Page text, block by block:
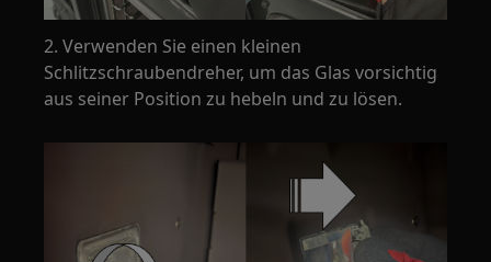
2. Verwenden Sie einen kleinen
Schlitzschraubendreher, um das Glas vorsichtig
aus seiner Position zu hebeln und zu lösen.